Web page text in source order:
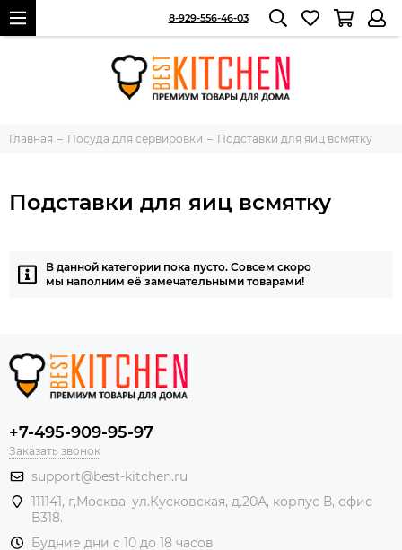
8-929-556-46-03
Главная Посуда для сервировки Подставки для яиц всмятку
Подставки для яиц всмятку
В данной категории пока пусто. Совсем скоро
мы наполним её замечательными товарами!
+7-495-909-95-97
Заказать звонок
support@best-kitchen.ru
111141, г,Москва, ул.Кусковская, д.20А, корпус В, офис
В318.
Будние дни с 10 до 18 часов